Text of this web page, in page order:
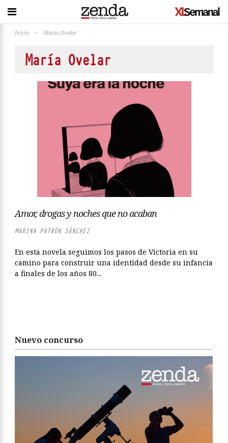
Inicio > María Ovelar
María Ovelar
Amor, drogas y noches que no acaban
MARINA PATRÓN SÁNCHEZ
En esta novela seguimos los pasos de Victoria en su
camino para construir una identidad desde su infancia
a finales de los años 80...
Nuevo concurso